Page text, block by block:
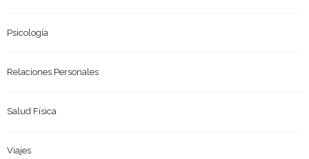
Psicología
Relaciones Personales
Salud Física
Viajes